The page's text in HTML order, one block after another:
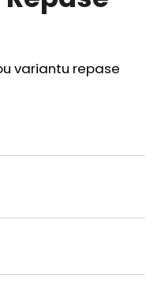
variantu repase